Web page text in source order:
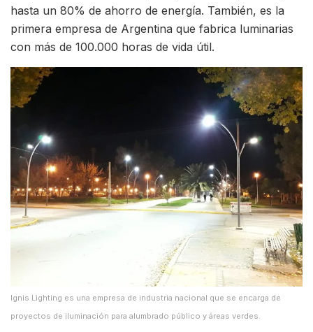
hasta un 80% de ahorro de energía. También, es la
primera empresa de Argentina que fabrica luminarias
con más de 100.000 horas de vida útil.
Ignis Lighting es una empresa de industria nacional que se encarga de
proyectos de iluminación para alumbrado público y áreas verdes.